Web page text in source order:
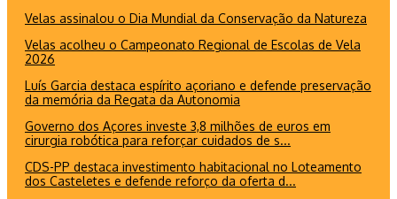
Velas assinalou o Dia Mundial da Conservação da Natureza
Velas acolheu o Campeonato Regional de Escolas de Vela
2026
Luís Garcia destaca espírito açoriano e defende preservação
da memória da Regata da Autonomia
Governo dos Açores investe 3,8 milhões de euros em
cirurgia robótica para reforçar cuidados de s...
CDS-PP destaca investimento habitacional no Loteamento
dos Casteletes e defende reforço da oferta d...